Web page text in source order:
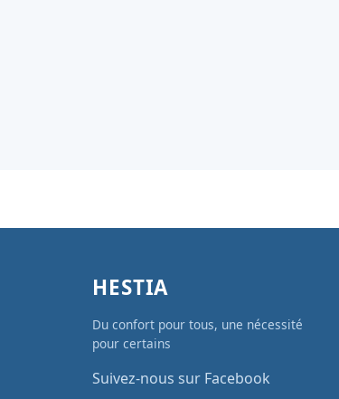
HESTIA
Du confort pour tous, une nécessité
pour certains
Suivez-nous sur Facebook